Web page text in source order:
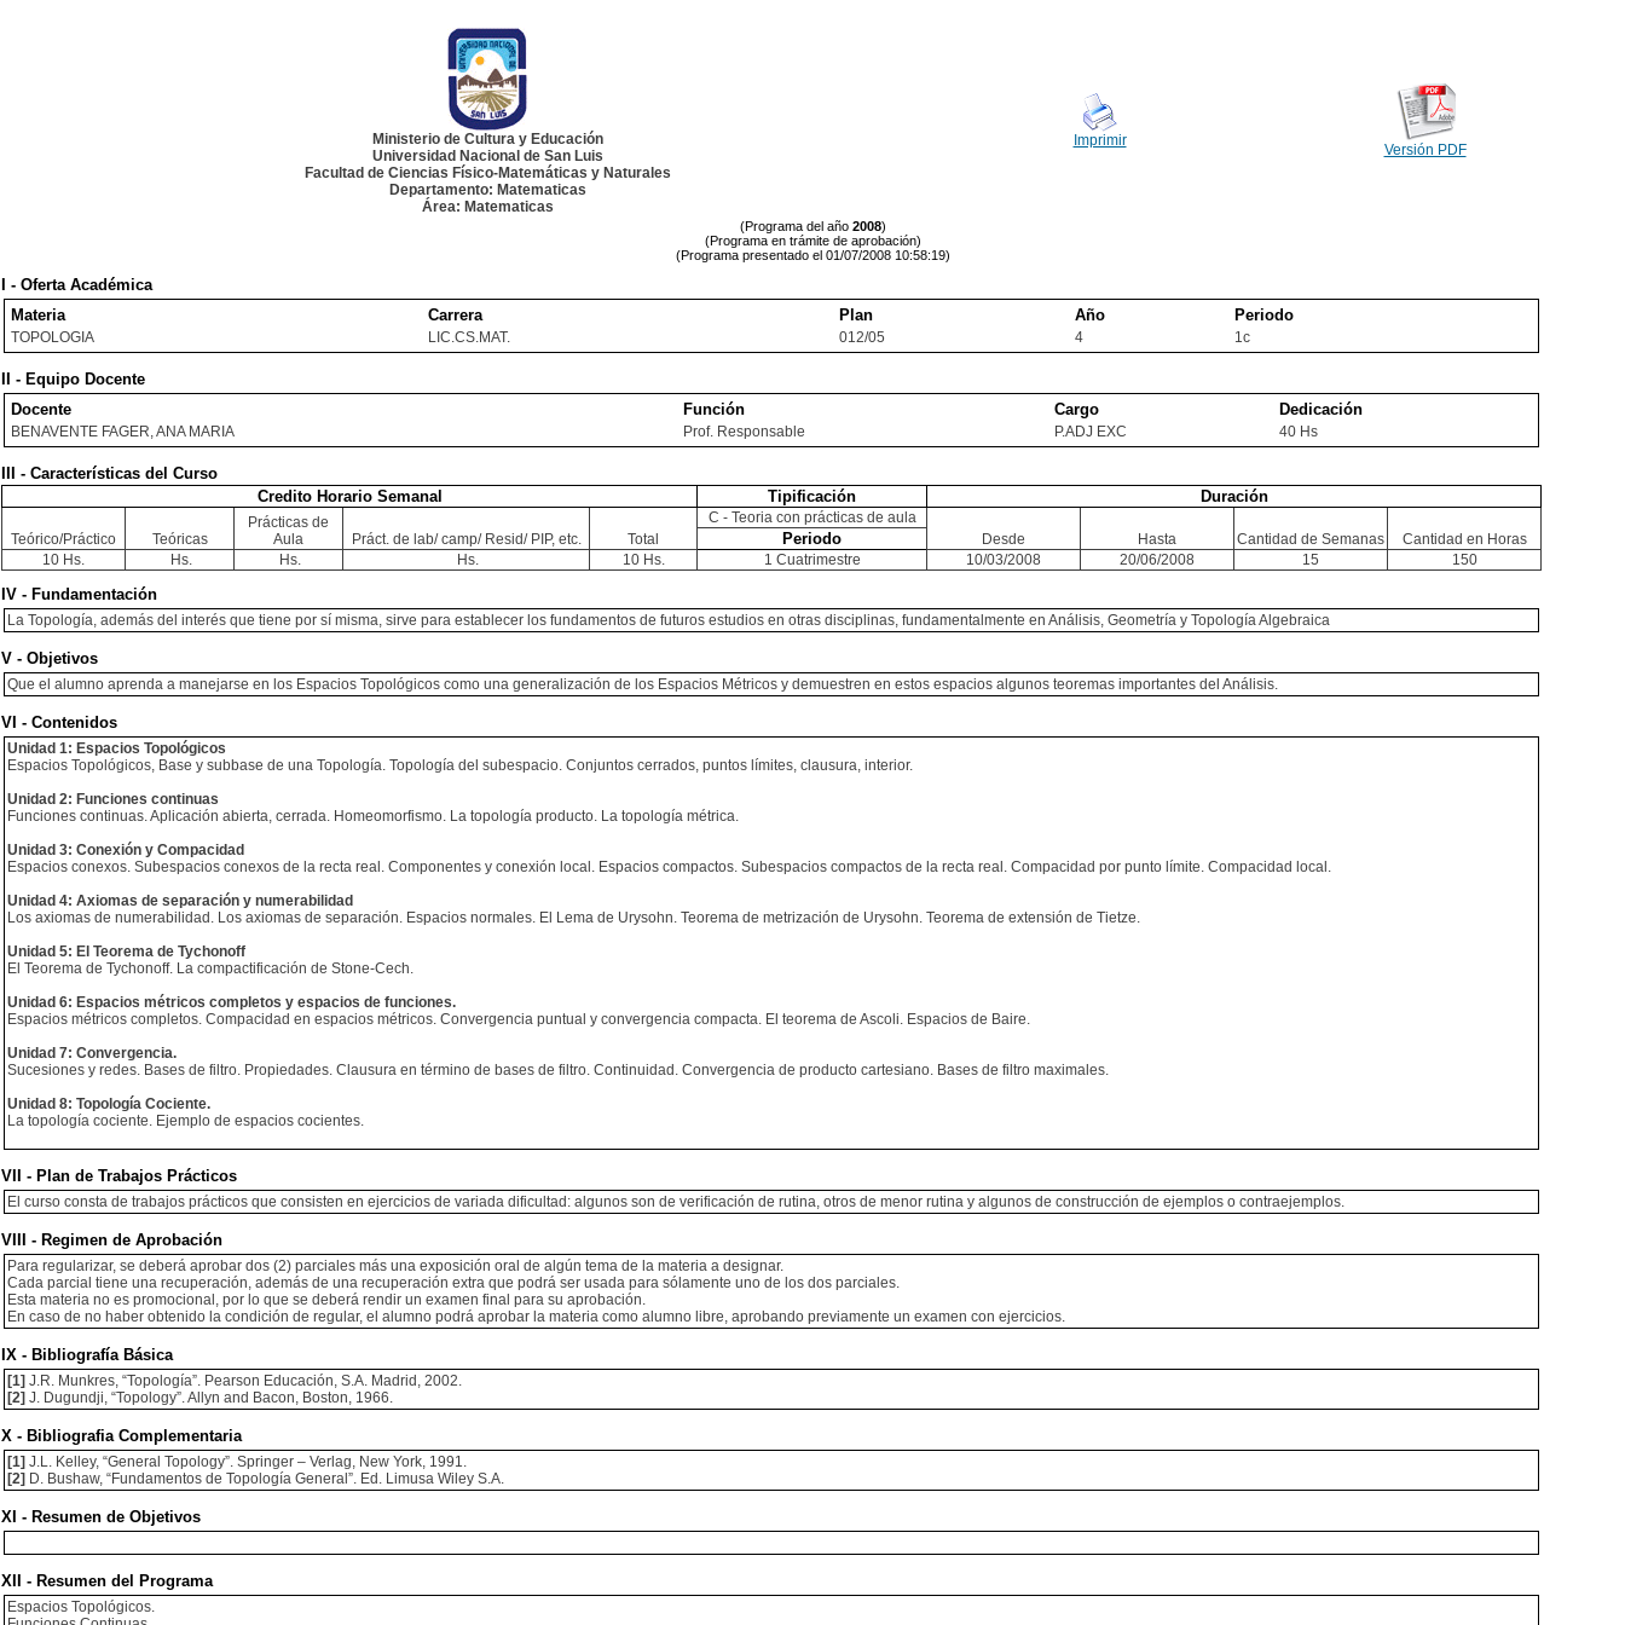
Ministerio de Cultura y Educación
Universidad Nacional de San Luis
Facultad de Ciencias Físico-Matemáticas y Naturales
Departamento: Matematicas
Área: Matematicas
Imprimir
Versión PDF
(Programa del año 2008)
(Programa en trámite de aprobación)
(Programa presentado el 01/07/2008 10:58:19)
I - Oferta Académica
Materia
Carrera Plan Año Periodo
TOPOLOGIA LIC.CS.MAT. 012/05 4 1c
II - Equipo Docente
Docente
Función Cargo Dedicación
BENAVENTE FAGER, ANA MARIA Prof. Responsable P.ADJ EXC 40 Hs
III - Características del Curso
Credito Horario Semanal
Tipificación Duración
Teórico/Práctico Teóricas
Prácticas de
Aula
Práct. de lab/ camp/ Resid/ PIP, etc. Total
C - Teoria con prácticas de aula
Desde
Hasta Cantidad de Semanas Cantidad en Horas
Periodo
10 Hs. Hs. Hs. Hs. 10 Hs. 1 Cuatrimestre 10/03/2008 20/06/2008 15 150
IV - Fundamentación
La Topología, además del interés que tiene por sí misma, sirve para establecer los fundamentos de futuros estudios en otras disciplinas, fundamentalmente en Análisis, Geometría y Topología Algebraica
V - Objetivos
Que el alumno aprenda a manejarse en los Espacios Topológicos como una generalización de los Espacios Métricos y demuestren en estos espacios algunos teoremas importantes del Análisis.
VI - Contenidos
Unidad 1: Espacios Topológicos
Espacios Topológicos, Base y subbase de una Topología. Topología del subespacio. Conjuntos cerrados, puntos límites, clausura, interior.
Unidad 2: Funciones continuas
Funciones continuas. Aplicación abierta, cerrada. Homeomorfismo. La topología producto. La topología métrica.
Unidad 3: Conexión y Compacidad
Espacios conexos. Subespacios conexos de la recta real. Componentes y conexión local. Espacios compactos. Subespacios compactos de la recta real. Compacidad por punto límite. Compacidad local.
Unidad 4: Axiomas de separación y numerabilidad
Los axiomas de numerabilidad. Los axiomas de separación. Espacios normales. El Lema de Urysohn. Teorema de metrización de Urysohn. Teorema de extensión de Tietze.
Unidad 5: El Teorema de Tychonoff
El Teorema de Tychonoff. La compactificación de Stone-Cech.
Unidad 6: Espacios métricos completos y espacios de funciones.
Espacios métricos completos. Compacidad en espacios métricos. Convergencia puntual y convergencia compacta. El teorema de Ascoli. Espacios de Baire.
Unidad 7: Convergencia.
Sucesiones y redes. Bases de filtro. Propiedades. Clausura en término de bases de filtro. Continuidad. Convergencia de producto cartesiano. Bases de filtro maximales.
Unidad 8: Topología Cociente.
La topología cociente. Ejemplo de espacios cocientes.
VII - Plan de Trabajos Prácticos
El curso consta de trabajos prácticos que consisten en ejercicios de variada dificultad: algunos son de verificación de rutina, otros de menor rutina y algunos de construcción de ejemplos o contraejemplos.
VIII - Regimen de Aprobación
Para regularizar, se deberá aprobar dos (2) parciales más una exposición oral de algún tema de la materia a designar.
Cada parcial tiene una recuperación, además de una recuperación extra que podrá ser usada para sólamente uno de los dos parciales.
Esta materia no es promocional, por lo que se deberá rendir un examen final para su aprobación.
En caso de no haber obtenido la condición de regular, el alumno podrá aprobar la materia como alumno libre, aprobando previamente un examen con ejercicios.
IX - Bibliografía Básica
[1] J.R. Munkres, “Topología”. Pearson Educación, S.A. Madrid, 2002.
[2] J. Dugundji, “Topology”. Allyn and Bacon, Boston, 1966.
X - Bibliografia Complementaria
[1] J.L. Kelley, “General Topology”. Springer – Verlag, New York, 1991.
[2] D. Bushaw, “Fundamentos de Topología General”. Ed. Limusa Wiley S.A.
XI - Resumen de Objetivos
XII - Resumen del Programa
Espacios Topológicos.